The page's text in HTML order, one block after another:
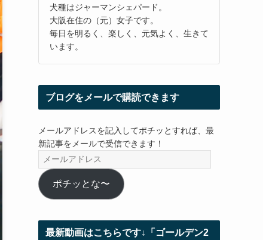
犬種はジャーマンシェパード。
大阪在住の（元）女子です。
毎日を明るく、楽しく、元気よく、生きて
います。
ブログをメールで購読できます
メールアドレスを記入してポチッとすれば、最
新記事をメールで受信できます！
ー
ル
ア
レ
ス
ポチッとな〜
最新動画はこちらです↓「ゴールデン2